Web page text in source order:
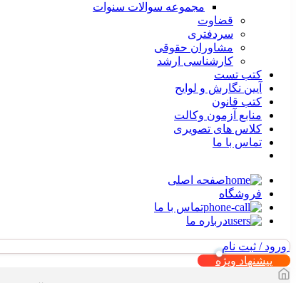
مجموعه سوالات سنوات
قضاوت
سردفتری
مشاوران حقوقی
کارشناسی ارشد
کتب تست
آیین نگارش و لوایح
کتب قانون
منابع آزمون وکالت
کلاس های تصویری
تماس با ما
صفحه اصلی
فروشگاه
تماس با ما
درباره ما
ورود / ثبت نام
پیشنهاد ویژه